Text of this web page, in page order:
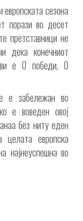
сезона
порази во десет
претставници не
дека конечниот
е 0 победи, 0
е забележан во
е воведен овој
без ниту еден
целата европска
најнеуспешна во